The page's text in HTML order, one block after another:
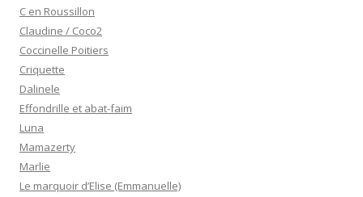
C en Roussillon
Claudine / Coco2
Coccinelle Poitiers
Criquette
Dalinele
Effondrille et abat-faim
Luna
Mamazerty
Marlie
Le marquoir d’Elise (Emmanuelle)